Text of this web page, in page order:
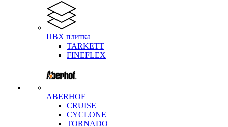
ПВХ плитка
TARKETT
FINEFLEX
ABERHOF
CRUISE
CYCLONE
TORNADO